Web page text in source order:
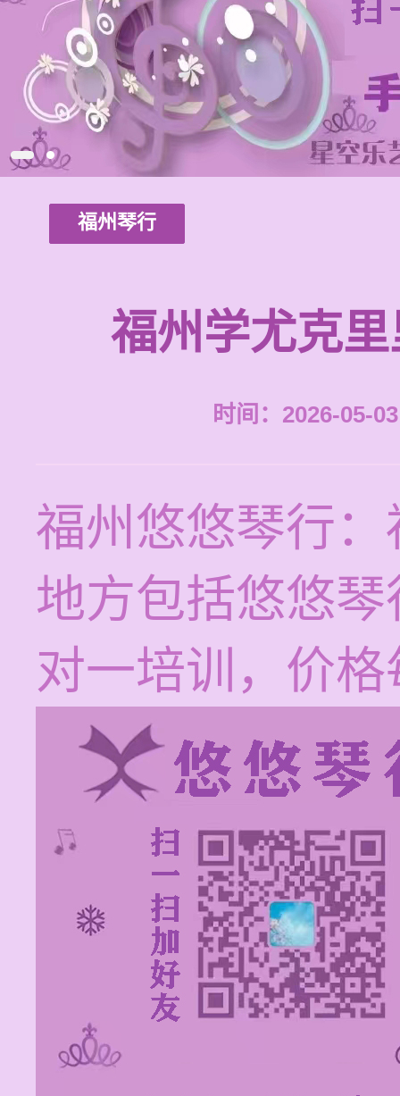
福州琴行
福州学尤克
时间：2026-05-
福州悠悠琴行
地方包括悠悠
对一培训，价